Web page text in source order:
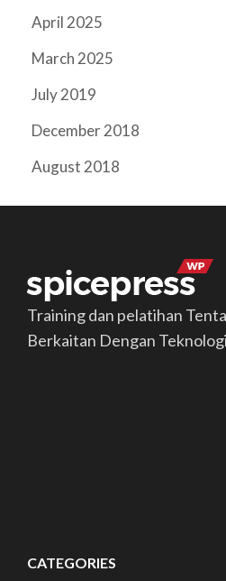
April 2025
March 2025
July 2019
December 2018
August 2018
Training dan pelatihan
Berkaitan Dengan
CATEGORIES